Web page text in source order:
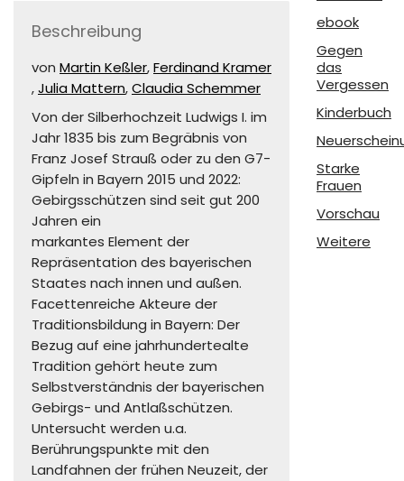
Beschreibung
von Martin Keßler,Ferdinand Kramer
,Julia Mattern,Claudia Schemmer
Von der Silberhochzeit Ludwigs I. im
Jahr 1835 bis zum Begräbnis von
Franz Josef Strauß oder zu den G7-
Gipfeln in Bayern 2015 und 2022:
Gebirgsschützen sind seit gut 200
Jahren ein
markantes Element der
Repräsentation des bayerischen
Staates nach innen und außen.
Facettenreiche Akteure der
Traditionsbildung in Bayern: Der
Bezug auf eine jahrhundertealte
Tradition gehört heute zum
Selbstverständnis der bayerischen
Gebirgs- und Antlaßschützen.
Untersucht werden u.a.
Berührungspunkte mit den
Landfahnen der frühen Neuzeit, der
ebook
Gegen
das
Vergessen
Kinderbuch
Starke
Frauen
Vorschau
Weitere